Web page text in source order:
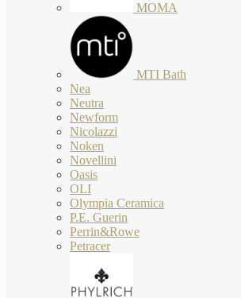
MOMA
MTI Bath
Nea
Neutra
Newform
Nicolazzi
Noken
Novellini
Oasis
OLI
Olympia Ceramica
P.E. Guerin
Perrin&Rowe
Petracer